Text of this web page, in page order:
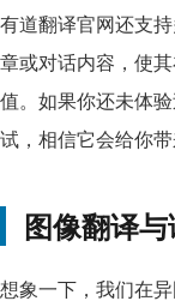
有道翻译官网还支
章或对话内容，使
值。如果你还未体
试，相信它会给你带
图像翻译
想象一下，我们在